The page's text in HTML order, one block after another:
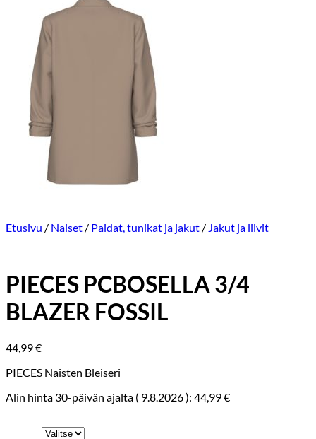
Etusivu / Naiset / Paidat, tunikat ja jakut / Jakut ja liivit
PIECES PCBOSELLA 3/4
BLAZER FOSSIL
44,99€
PIECES Naisten Bleiseri
Alin hinta 30-päivän ajalta ( 9.8.2026): 44,99€